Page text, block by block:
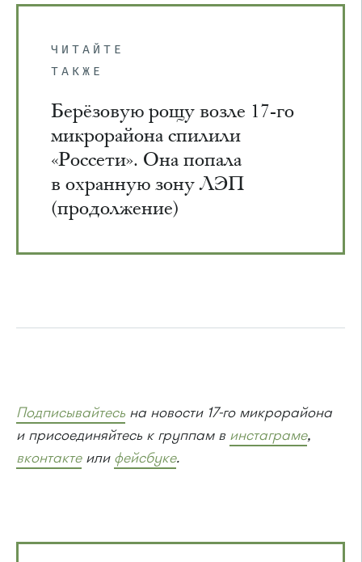
ЧИТАЙТЕ
ТАКЖЕ
Берёзовую рощу возле 17-го
микрорайона спилили
«Россети». Она попала
в охранную зону ЛЭП
(продолжение)
Подписывайтесь на новости 17-го микрорайона
и присоединяйтесь к группам в инстаграме,
вконтактеили фейсбуке.